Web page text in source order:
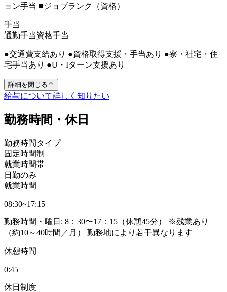
ョン手当 ■ジョブランク（資格）
手当
通勤手当資格手当
●交通費支給あり ●資格取得支援・手当あり ●寮・社宅・住
宅手当あり ●U・Iターン支援あり
詳細を閉じる
給与について詳しく知りたい
勤務時間・休日
勤務時間タイプ
固定時間制
就業時間帯
日勤のみ
就業時間
08:30~17:15
勤務時間・曜日: 8：30〜17：15（休憩45分） ※残業あり
（約10～40時間／月） 勤務地により若干異なります
休憩時間
0:45
休日制度